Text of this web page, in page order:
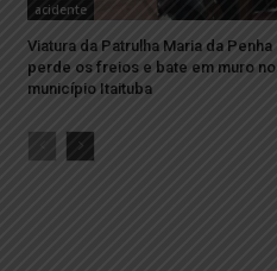
acidente
Viatura da Patrulha Maria da Penha
perde os freios e bate em muro no
município Itaituba